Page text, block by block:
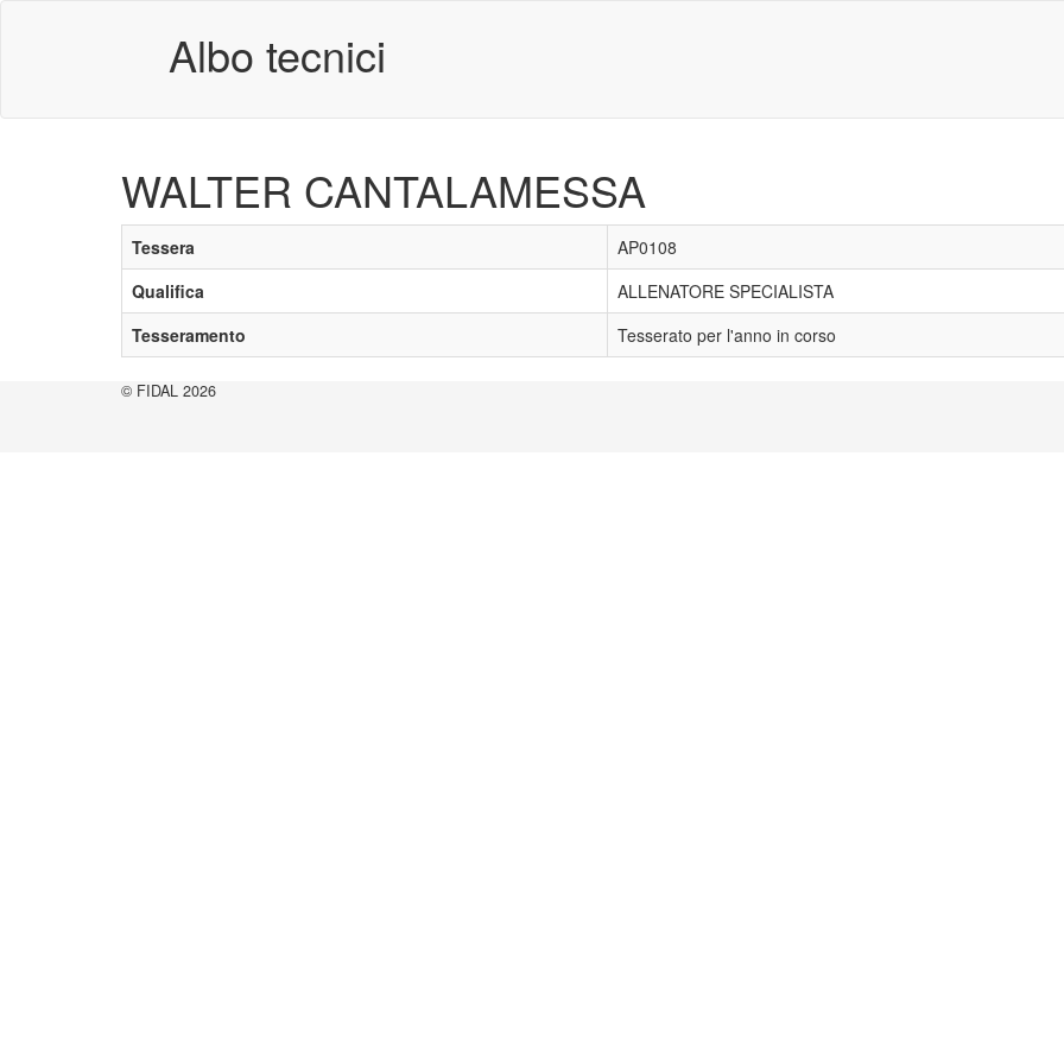
Albo tecnici
WALTER CANTALAMESSA
Tessera
AP0108
Qualifica
ALLENATORE SPECIALISTA
Tesseramento
Tesserato per l'anno in corso
© FIDAL 2026